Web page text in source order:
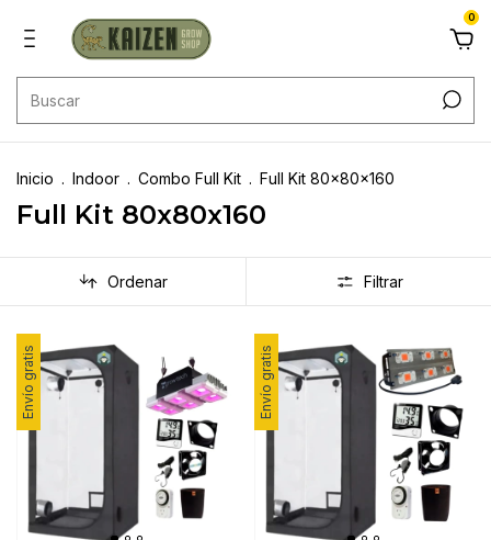
0
Inicio . Indoor . Combo Full Kit . Full Kit 80x80x160
Full Kit 80x80x160
Ordenar Filtrar
Envío gratis Envío gratis